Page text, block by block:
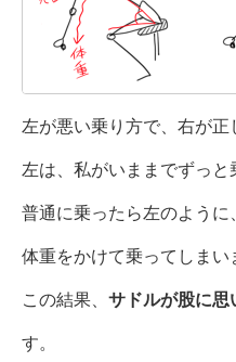
左が悪い乗り方で、右が正
左は、私がいままでずっと
普通に乗ったら左のよう
体重をかけて乗ってしまい
この結果、 サドルが股に思
す。